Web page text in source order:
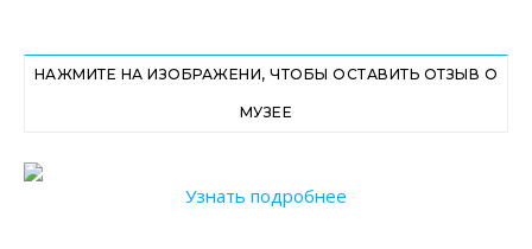
НАЖМИТЕ НА ИЗОБРАЖЕНИ, ЧТОБЫ ОСТАВИТЬ ОТЗЫВ О
МУЗЕЕ
Узнать подробнее